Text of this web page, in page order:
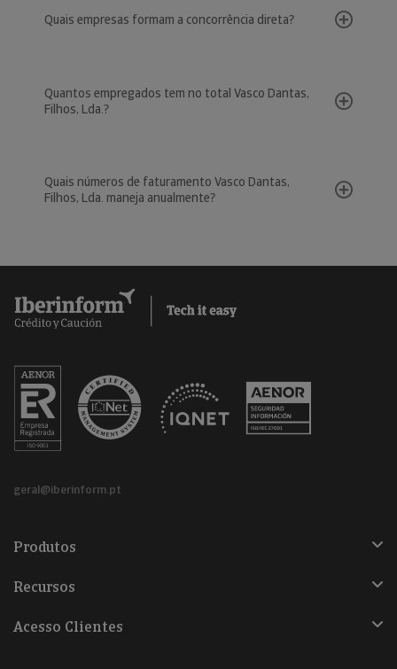
Quais empresas formam a concorrência direta?
Quantos empregados tem no total Vasco Dantas,
Filhos, Lda.?
Quais números de faturamento Vasco Dantas,
Filhos, Lda. maneja anualmente?
geral@iberinform.pt
Produtos
Recursos
Acesso Clientes